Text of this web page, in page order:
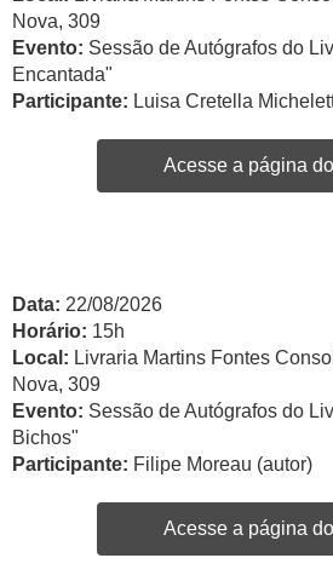
Nova, 309
Evento: Sessão de Autógrafos do
Encantada"
Participante: Luisa Cretella
Acesse a página
Data: 22/08/2026
Horário: 15h
Local: Livraria Martins Fontes
Nova, 309
Evento: Sessão de Autógrafos do
Bichos"
Participante: Filipe Moreau (autor)
Acesse a página